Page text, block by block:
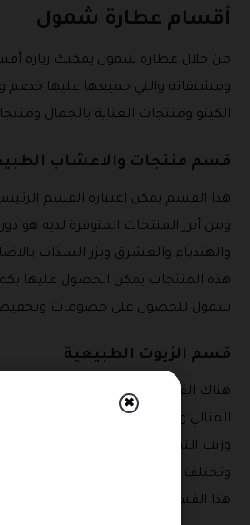
أقسام عطارة شمول
من خلال عطاره شمول يمكنك زيارة
ومشتقاته والتي جميعها عليها
الكيتو ومنتجات العناية بالجمال
قسم منتجات والاعشاب
هذا القسم يمكن اعتباره القسم
ومن أبرز المنتجات المتوفرة لديه هو
والهندباء والعشرق وبزر السذاب
شمول للحصول على خصومات
قسم الزيوت الطبيعية
هناك القسم الثاني وهو قسم الزيوت
المثالي والزيت النيم وزيت كبد الحوت
وتختلف الاسعار على جميع هذه
هذا القسم و ذلك عبر استخدام
✖